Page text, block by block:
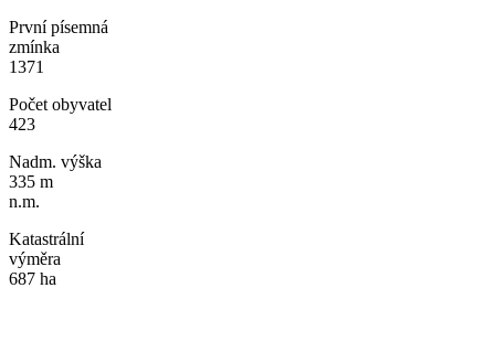
První písemná
zmínka
1371
Počet obyvatel
423
Nadm. výška
335 m
n.m.
Katastrální
výměra
687 ha